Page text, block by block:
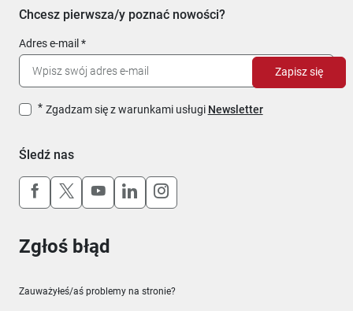
Chcesz pierwsza/y poznać nowości?
Adres e-mail
Zgadzam się z warunkami usługi Newsletter
Zapisz się
Śledź nas
Uwaga, link otworzy się w nowym oknie
Uwaga, link otworzy się w nowym oknie
Uwaga, link otworzy się w nowym
Uwaga, link otworzy się w
Uwaga, link otworzy się w
Zgłoś błąd
Zauważyłeś/aś problemy na stronie?